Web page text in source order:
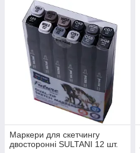
Маркери для скетчингу
двосторонні SULTANI 12 шт.